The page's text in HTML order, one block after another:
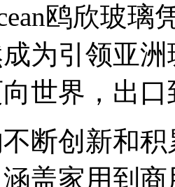
鸥欣玻璃
为引领亚
世界，出
断创新和
盖家用到